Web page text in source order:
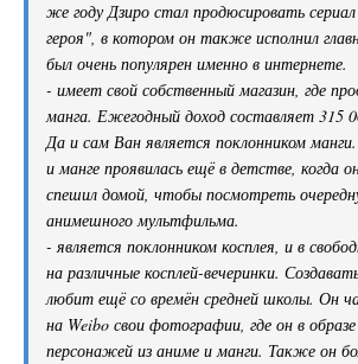
же году Дзиро стал продюсировать
героя", в котором он также исполнил
был очень популярен именно в интернете.
- имеет свой собственный магазин, где
манга. Ежегодный доход составляет 315
Да и сам Ван является поклонником
и манге проявилась ещё в детстве, когда
спешил домой, чтобы посмотреть
анимешного мультфильма.
- является поклонником косплея, и в
на различные косплей-вечеринки.
любит ещё со времён средней школы. Он
на Weibo свои фотографии, где он в
персонажей из аниме и манги. Также он